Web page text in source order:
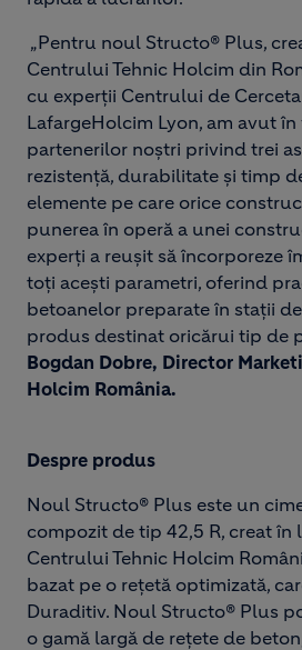
„Pentru noul Structo® Plus,
Centrului Tehnic Holcim din
cu experții Centrului de
LafargeHolcim Lyon, am avut
partenerilor noștri privind trei
rezistență, durabilitate și timp
elemente pe care orice
punerea în operă a unei
experți a reușit să încorporeze
toți acești parametri, oferind
betoanelor preparate în stații
produs destinat oricărui tip de
Bogdan Dobre, Director
Holcim România.
Despre produs
Noul Structo® Plus este un
compozit de tip 42,5 R, creat în
Centrului Tehnic Holcim
bazat pe o rețetă optimizată,
Duraditiv. Noul Structo® Plus
o gamă largă de rețete de